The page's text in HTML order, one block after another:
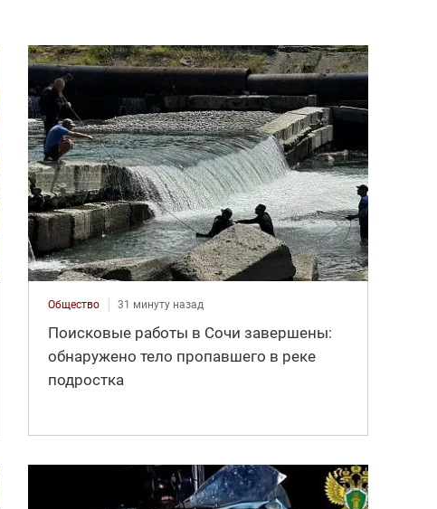
Общество 31 минуту назад
Поисковые работы в Сочи завершены:
обнаружено тело пропавшего в реке
подростка